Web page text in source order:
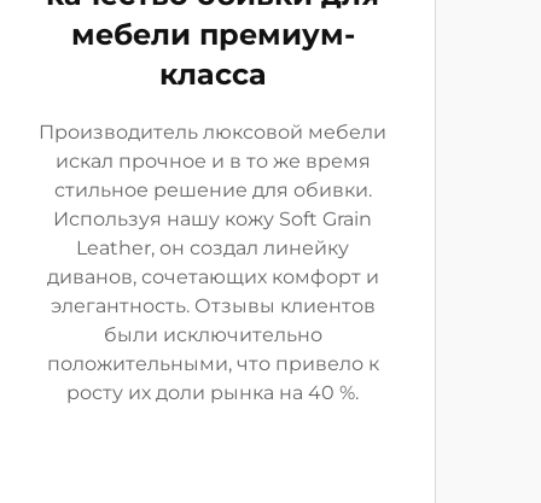
мебели премиум-
класса
Производитель люксовой мебели
искал прочное и в то же время
стильное решение для обивки.
Используя нашу кожу Soft Grain
Leather, он создал линейку
диванов, сочетающих комфорт и
элегантность. Отзывы клиентов
были исключительно
положительными, что привело к
росту их доли рынка на 40 %.